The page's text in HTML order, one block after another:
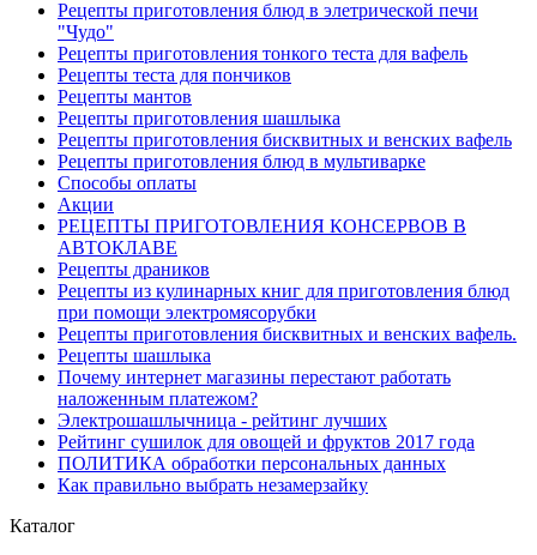
Рецепты приготовления блюд в элетрической печи
"Чудо"
Рецепты приготовления тонкого теста для вафель
Рецепты теста для пончиков
Рецепты мантов
Рецепты приготовления шашлыка
Рецепты приготовления бисквитных и венских вафель
Рецепты приготовления блюд в мультиварке
Способы оплаты
Акции
РЕЦЕПТЫ ПРИГОТОВЛЕНИЯ КОНСЕРВОВ В
АВТОКЛАВЕ
Рецепты драников
Рецепты из кулинарных книг для приготовления блюд
при помощи электромясорубки
Рецепты приготовления бисквитных и венских вафель.
Рецепты шашлыка
Почему интернет магазины перестают работать
наложенным платежом?
Электрошашлычница - рейтинг лучших
Рейтинг сушилок для овощей и фруктов 2017 года
ПОЛИТИКА обработки персональных данных
Как правильно выбрать незамерзайку
Каталог